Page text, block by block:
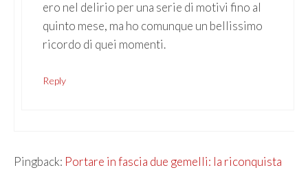
ero nel delirio per una serie di motivi fino al
quinto mese, ma ho comunque un bellissimo
ricordo di quei momenti.
Reply
Pingback: Portare in fascia due gemelli: la riconquista